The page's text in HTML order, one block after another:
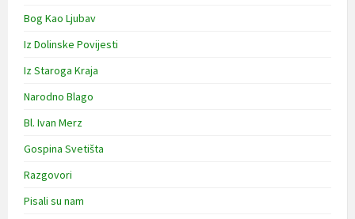
Bog Kao Ljubav
Iz Dolinske Povijesti
Iz Staroga Kraja
Narodno Blago
Bl. Ivan Merz
Gospina Svetišta
Razgovori
Pisali su nam